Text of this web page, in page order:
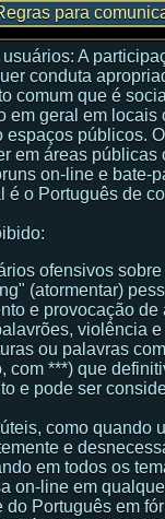
para
A
conduta
comum que é
em geral em locais
espaços públicos.
em áreas públicas
on-line e bate-
é o Português de
ofensivos
(atormentar)
e provocação de
violência
ou palavras
com ***) que
e pode ser
como quando
e
em todos os
on-line em
do Português em